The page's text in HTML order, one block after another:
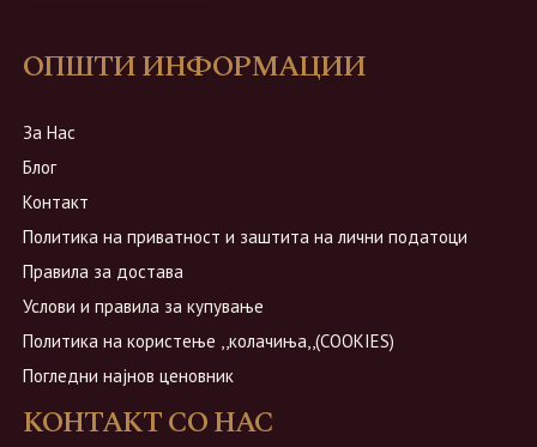
ОПШТИ ИНФОРМАЦИИ
За Нас
Блог
Контакт
Политика на приватност и заштита на лични податоци
Правила за достава
Услови и правила за купување
Политика на користење ,,колачиња,,(COOKIES)
Погледни најнов ценовник
КОНТАКТ СО НАС